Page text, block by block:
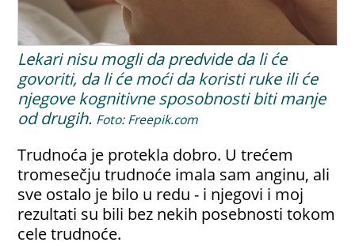
Lekari nisu mogli da predvide da li će
govoriti, da li će moći da koristi ruke ili će
njegove kognitivne sposobnosti biti manje
od drugih. Foto: Freepik.com
Trudnoća je protekla dobro. U trećem
tromesečju trudnoće imala sam anginu, ali
sve ostalo je bilo u redu - i njegovi i moj
rezultati su bili bez nekih posebnosti tokom
cele trudnoće.